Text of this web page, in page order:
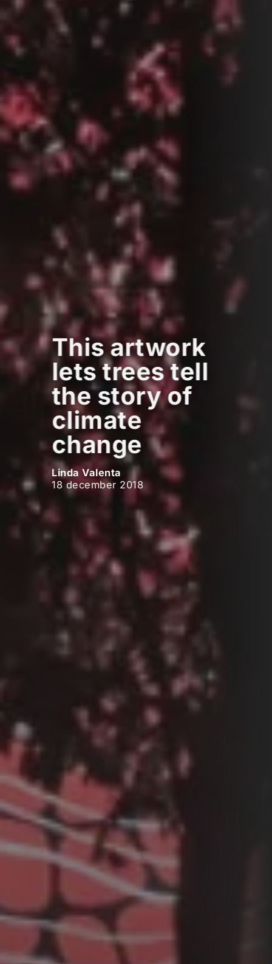
This artwork
lets trees tell
the story of
climate
change
Linda Valenta
18 december 2018